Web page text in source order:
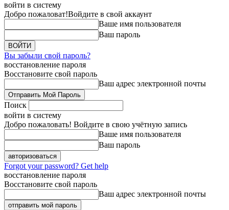
войти в систему
Добро пожаловат!Войдите в свой аккаунт
Ваше имя пользователя
Ваш пароль
Вы забыли свой пароль?
восстановление пароля
Восстановите свой пароль
Ваш адрес электронной почты
Поиск
войти в систему
Добро пожаловать! Войдите в свою учётную запись
Ваше имя пользователя
Ваш пароль
Forgot your password? Get help
восстановление пароля
Восстановите свой пароль
Ваш адрес электронной почты